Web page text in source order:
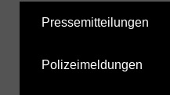
Pressemitteilungen
Polizeimeldungen